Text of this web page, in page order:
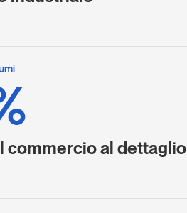
commercio al dettaglio